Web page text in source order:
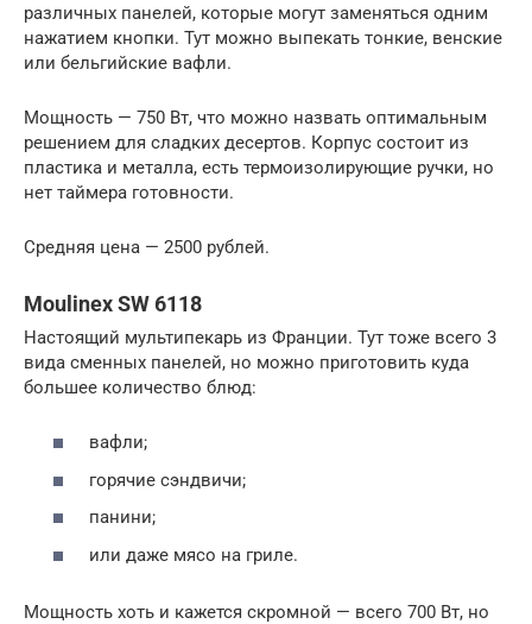
различных панелей, которые могут заменяться одним
нажатием кнопки. Тут можно выпекать тонкие, венские
или бельгийские вафли.
Мощность — 750 Вт, что можно назвать оптимальным
решением для сладких десертов. Корпус состоит из
пластика и металла, есть термоизолирующие ручки, но
нет таймера готовности.
Средняя цена — 2500 рублей.
Moulinex SW 6118
Настоящий мультипекарь из Франции. Тут тоже всего 3
вида сменных панелей, но можно приготовить куда
большее количество блюд:
вафли;
горячие сэндвичи;
панини;
или даже мясо на гриле.
Мощность хоть и кажется скромной — всего 700 Вт, но